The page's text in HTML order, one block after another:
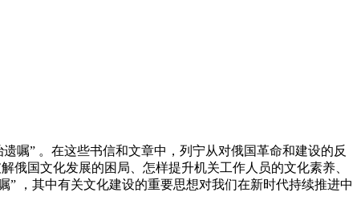
嘱” 。在这些书信和文章中，列宁从对俄国革命和建设的反
国文化发展的困局、怎样提升机关工作人员的文化素养、
，其中有关文化建设的重要思想对我们在新时代持续推进中